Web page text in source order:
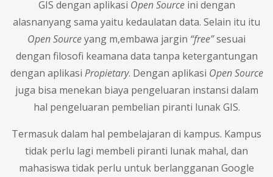
GIS dengan aplikasi Open Sourceini dengan
alasnanyang sama yaitu kedaulatan data. Selain itu itu
Open Sourceyang m,embawa jargin “free”sesuai
dengan filosofi keamana data tanpa ketergantungan
dengan aplikasi Propietary. Dengan aplikasi Open Source
juga bisa menekan biaya pengeluaran instansi dalam
hal pengeluaran pembelian piranti lunak GIS.
Termasuk dalam hal pembelajaran di kampus. Kampus
tidak perlu lagi membeli piranti lunak mahal, dan
mahasiswa tidak perlu untuk berlangganan Google